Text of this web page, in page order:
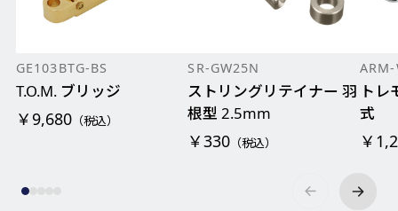
GE103BTG-BS
T.O.M. ブリッジ
￥9,680（税込）
SR-GW25N
ストリングリテイナー 羽
根型 2.5mm
￥330 （税込）
トレ
式
￥